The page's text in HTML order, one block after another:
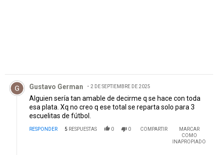
Comentario de Gustavo German.
Gustavo German 2 DE SEPTIEMBRE DE 2025
Alguien sería tan amable de decirme q se hace con toda
esa plata. Xq no creo q ese total se reparta solo para 3
escuelitas de fútbol.
RESPONDER 5 RESPUESTAS 0 0 COMPARTIR
MARCAR
COMO
INAPROPIADO